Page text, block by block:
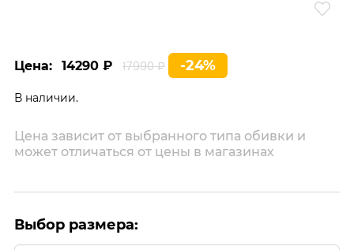
Цена: 14290 ₽ 17990 ₽ -24%
В наличии.
Цена зависит от выбранного типа обивки и
может отличаться от цены в магазинах
Выбор размера: